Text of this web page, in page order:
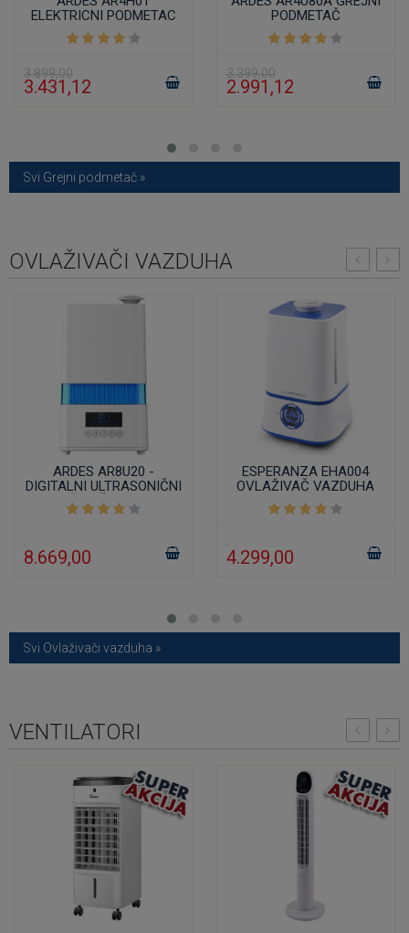
ELEKTRICNI PODMETAC
3.899,00
3.431,12
PODMETAČ
3.399,00
2.991,12
Svi Grejni podmetač »
OVLAŽIVAČI VAZDUHA
ARDES AR8U20 -
DIGITALNI ULTRASONIČNI
OVLAŽIVAČ VAZDUHA
8.669,00
ESPERANZA EHA004
OVLAŽIVAČ VAZDUHA
4.299,00
Svi Ovlaživači vazduha »
VENTILATORI